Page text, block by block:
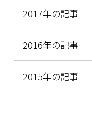
2017年の記事
2016年の記事
2015年の記事